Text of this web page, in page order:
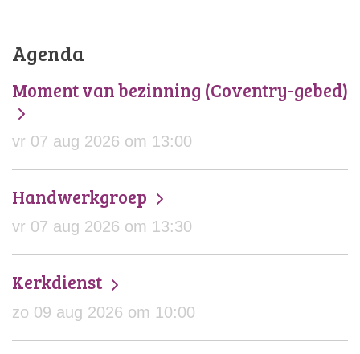
Agenda
Moment van bezinning (Coventry-gebed)
vr 07 aug 2026 om 13:00
Handwerkgroep
vr 07 aug 2026 om 13:30
Kerkdienst
zo 09 aug 2026 om 10:00